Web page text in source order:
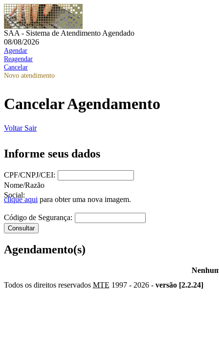
SAA - Sistema de Atendimento Agendado
08/08/2026
Agendar
Reagendar
Cancelar
Novo atendimento
Cancelar Agendamento
Voltar Sair
Informe seus dados
CPF/CNPJ/CEI:
Nome/Razão
Social:
clique aqui para obter uma nova imagem.
Código de Segurança:
Agendamento(s)
Todos os direitos reservados MTE 1997 - 2026 - versão [2.2.24]